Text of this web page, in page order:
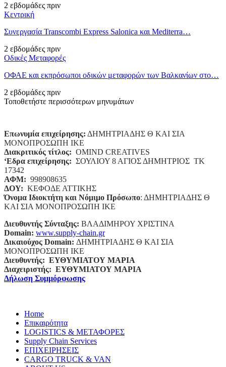
2 εβδομάδες πριν
Κεντρική
Συνεργασία Transcombi Express Salonica και Mediterra…
2 εβδομάδες πριν
Οδικές Μεταφορές
ΟΦΑΕ και εκπρόσωποι οδικών μεταφορών των Βαλκανίων στο…
2 εβδομάδες πριν
Τοποθετήστε περισσότερων μηνυμάτων
Επωνυμία επιχείρησης: ΔΗΜΗΤΡΙΑΔΗΣ Θ ΚΑΙ ΣΙΑ
ΜΟΝΟΠΡΟΣΩΠΗ ΙΚΕ
Διακριτικός τίτλος: ΟΜΙΝD CREATIVES
‘Eδρα επιχείρησης: ΣΟΥΛΙΟΥ 8 ΑΓΙΟΣ ΔΗΜΗΤΡΙΟΣ ΤΚ
17342
ΑΦΜ: 998908635
ΔΟΥ: ΚΕΦΟΔΕ ΑΤΤΙΚΗΣ
Όνομα Ιδιοκτήτη και Νόμιμο Πρόσωπο: ΔΗΜΗΤΡΙΑΔΗΣ Θ
ΚΑΙ ΣΙΑ ΜΟΝΟΠΡΟΣΩΠΗ ΙΚΕ
Διευθυντής Σύνταξης: ΒΛΑΔΙΜΗΡΟΥ ΧΡΙΣΤΙΝΑ
Domain: www.supply-chain.gr
Δικαιούχος Domain: ΔΗΜΗΤΡΙΑΔΗΣ Θ ΚΑΙ ΣΙΑ
ΜΟΝΟΠΡΟΣΩΠΗ ΙΚΕ
Διευθυντής: ΕΥΘΥΜΙΑΤΟΥ ΜΑΡΙΑ
Διαχειριστής: ΕΥΘΥΜΙΑΤΟΥ ΜΑΡΙΑ
Δήλωση Συμμόρφωσης
Home
Επικαιρότητα
LOGISTICS & ΜΕΤΑΦΟΡΕΣ
Supply Chain Services
ΕΠΙΧΕΙΡΗΣΕΙΣ
CARGO TRUCK & VAN